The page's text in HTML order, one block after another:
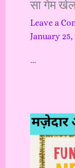
सा गेम
Leave a
January 25,
…